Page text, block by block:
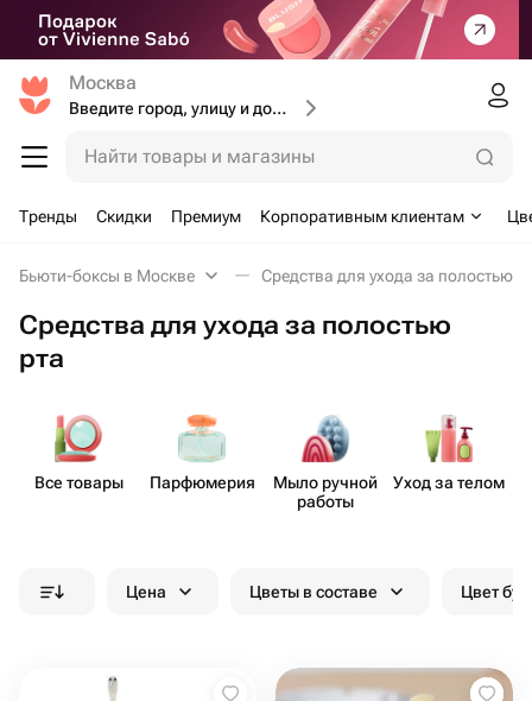
Москва
Введите город, улицу и дом доставки
Найти товары и магазины
Тренды Скидки Премиум Корпоративным клиентам
Бьюти-боксы в Москве Средства для ухода за полостью
Средства для ухода за полостью
рта
Все товары Парф​юмерия
Мыло ручной
работы
Уход за телом
Цена Цветы в составе Цвет